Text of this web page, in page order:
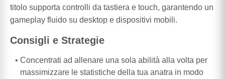
titolo supporta controlli da tastiera e touch, garantendo un
gameplay fluido su desktop e dispositivi mobili.
Consigli e Strategie
Concentrati ad allenare una sola abilità alla volta per
massimizzare le statistiche della tua anatra in modo